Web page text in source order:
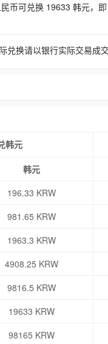
币可兑换 19633 韩元，
兑换请以银行实际交易成交
韩元
韩元
196.33 KRW
981.65 KRW
1963.3 KRW
4908.25 KRW
9816.5 KRW
19633 KRW
98165 KRW